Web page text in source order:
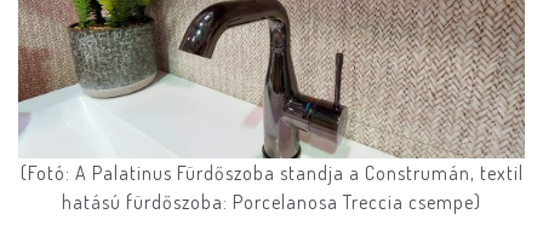
(Fotó: A Palatinus Fürdőszoba standja a Construmán, textil
hatású fürdőszoba: Porcelanosa Treccia csempe)